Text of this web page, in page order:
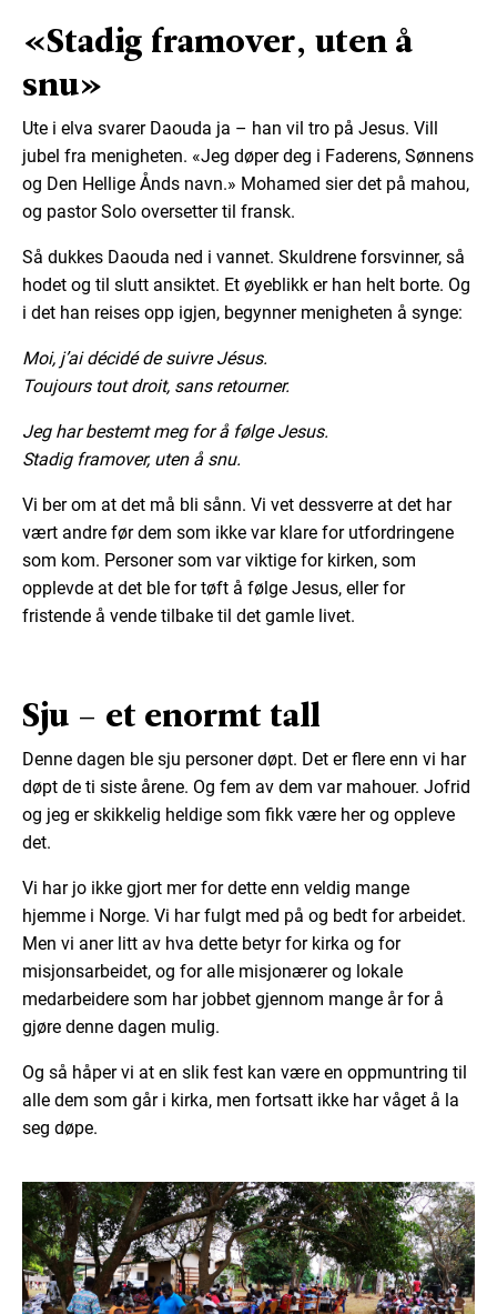
«Stadig framover, uten å
snu»
Ute i elva svarer Daouda ja – han vil tro på Jesus. Vill
jubel fra menigheten. «Jeg døper deg i Faderens, Sønnens
og Den Hellige Ånds navn.» Mohamed sier det på mahou,
og pastor Solo oversetter til fransk.
Så dukkes Daouda ned i vannet. Skuldrene forsvinner, så
hodet og til slutt ansiktet. Et øyeblikk er han helt borte. Og
i det han reises opp igjen, begynner menigheten å synge:
Moi, j’ai décidé de suivre Jésus.
Toujours tout droit, sans retourner.
Jeg har bestemt meg for å følge Jesus.
Stadig framover, uten å snu.
Vi ber om at det må bli sånn. Vi vet dessverre at det har
vært andre før dem som ikke var klare for utfordringene
som kom. Personer som var viktige for kirken, som
opplevde at det ble for tøft å følge Jesus, eller for
fristende å vende tilbake til det gamle livet.
Sju – et enormt tall
Denne dagen ble sju personer døpt. Det er flere enn vi har
døpt de ti siste årene. Og fem av dem var mahouer. Jofrid
og jeg er skikkelig heldige som fikk være her og oppleve
det.
Vi har jo ikke gjort mer for dette enn veldig mange
hjemme i Norge. Vi har fulgt med på og bedt for arbeidet.
Men vi aner litt av hva dette betyr for kirka og for
misjonsarbeidet, og for alle misjonærer og lokale
medarbeidere som har jobbet gjennom mange år for å
gjøre denne dagen mulig.
Og så håper vi at en slik fest kan være en oppmuntring til
alle dem som går i kirka, men fortsatt ikke har våget å la
seg døpe.